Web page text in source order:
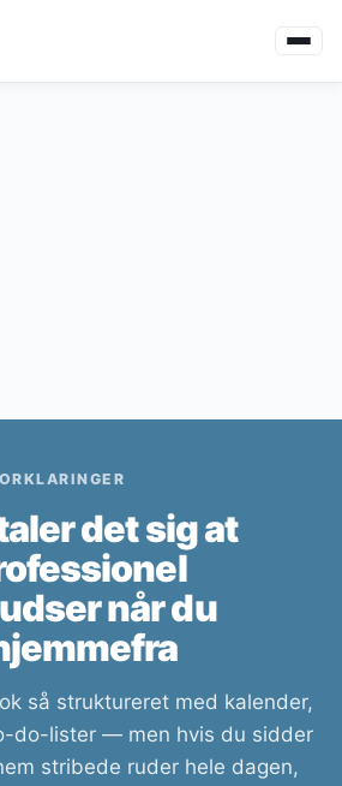
det sig at
når du
så struktureret med kalender,
do-lister — men hvis du sidder
stribede ruder hele dagen,